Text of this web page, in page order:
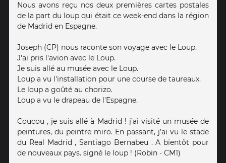
Nous avons reçu nos deux premières cartes postales
de la part du loup qui était ce week-end dans la région
de Madrid en Espagne.
Joseph (CP) nous raconte son voyage avec le Loup.
J'ai pris l'avion avec le Loup.
Je suis allé au musée avec le Loup.
Loup a vu l'installation pour une course de taureaux.
Le loup a goûté au chorizo.
Loup a vu le drapeau de l'Espagne.
Coucou , je suis allé à Madrid ! j’ai visité un musée de
peintures, du peintre miro. En passant, j’ai vu le stade
du Real Madrid , Santiago Bernabeu . A bientôt pour
de nouveaux pays. signé le loup ! (Robin - CM1)